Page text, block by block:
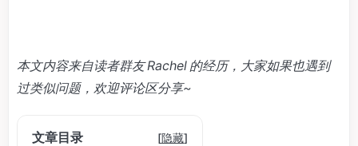
本文内容来自读者群友 Rachel 的经历，大家如果也遇到
过类似问题，欢迎评论区分享~
文章目录 [隐藏]